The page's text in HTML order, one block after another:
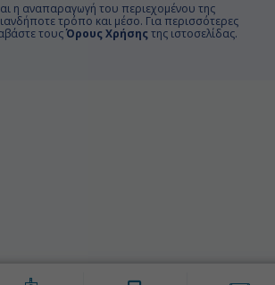
η αναπαραγωγή του περιεχομένου της
τρόπο και μέσο. Για περισσότερες
τουςΌρους Χρήσης της ιστοσελίδας.